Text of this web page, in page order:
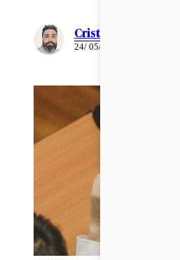
Cristián Meza
24/ 05/ 2026